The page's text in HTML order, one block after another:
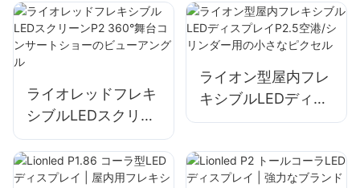
明LEDスクリーン
（窓広告用）
ライオレッドフレキ
シブルLEDスクリー
ンP2 360°舞台コン
サートショーのビュ
ーアングル
ライオン型屋内フレ
キシブルLEDディス
プレイP2.5空港/シ
ピクセル